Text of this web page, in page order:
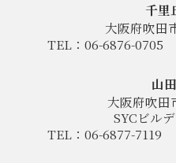
千里
大阪府吹田
TEL：06-6876-0705
山
大阪府吹田
SYCビル
TEL：06-6877-7119